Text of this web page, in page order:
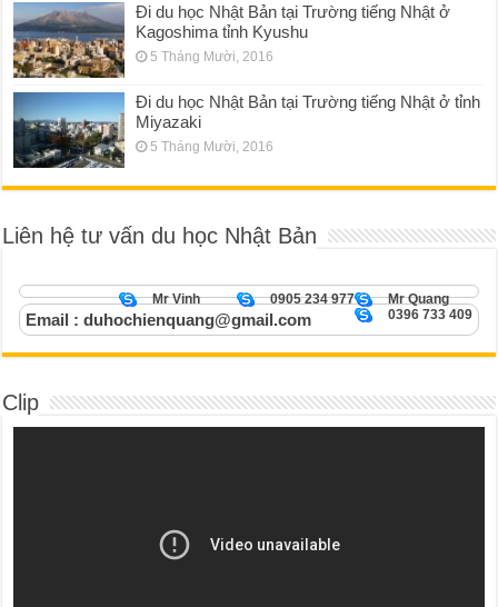
Đi du học Nhật Bản tại Trường tiếng Nhật ở
Kagoshima tỉnh Kyushu
5 Tháng Mười, 2016
Đi du học Nhật Bản tại Trường tiếng Nhật ở tỉnh
Miyazaki
5 Tháng Mười, 2016
Liên hệ tư vấn du học Nhật Bản
Mr Quang
0905 234 977
Mr Vinh
0396 733 409
Email : duhochienquang@gmail.com
Clip